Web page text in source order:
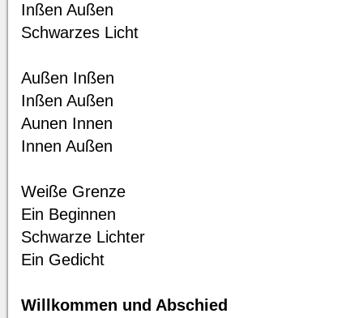
Inßen Außen
Schwarzes Licht
Außen Inßen
Inßen Außen
Aunen Innen
Innen Außen
Weiße Grenze
Ein Beginnen
Schwarze Lichter
Ein Gedicht
Willkommen und Abschied